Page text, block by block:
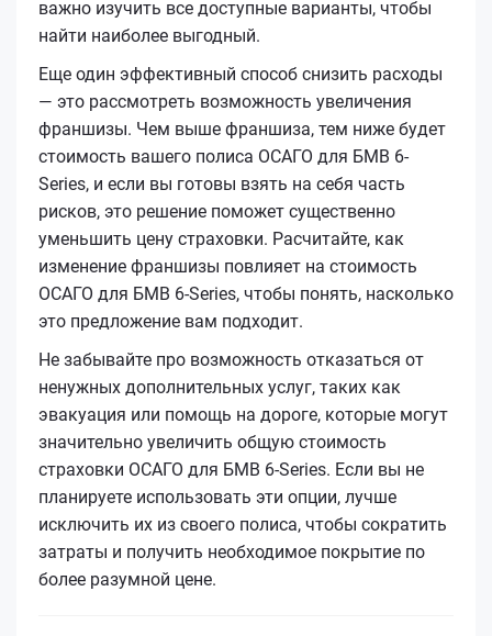
важно изучить все доступные варианты, чтобы
найти наиболее выгодный.
Еще один эффективный способ снизить расходы
— это рассмотреть возможность увеличения
франшизы. Чем выше франшиза, тем ниже будет
стоимость вашего полиса ОСАГО для БМВ 6-
Series, и если вы готовы взять на себя часть
рисков, это решение поможет существенно
уменьшить цену страховки. Расчитайте, как
изменение франшизы повлияет на стоимость
ОСАГО для БМВ 6-Series, чтобы понять, насколько
это предложение вам подходит.
Не забывайте про возможность отказаться от
ненужных дополнительных услуг, таких как
эвакуация или помощь на дороге, которые могут
значительно увеличить общую стоимость
страховки ОСАГО для БМВ 6-Series. Если вы не
планируете использовать эти опции, лучше
исключить их из своего полиса, чтобы сократить
затраты и получить необходимое покрытие по
более разумной цене.